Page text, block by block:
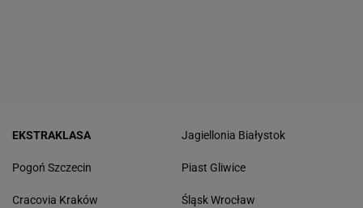
EKSTRAKLASA
Pogoń Szczecin
Cracovia Kraków
Jagiellonia Białystok
Piast Gliwice
Śląsk Wrocław